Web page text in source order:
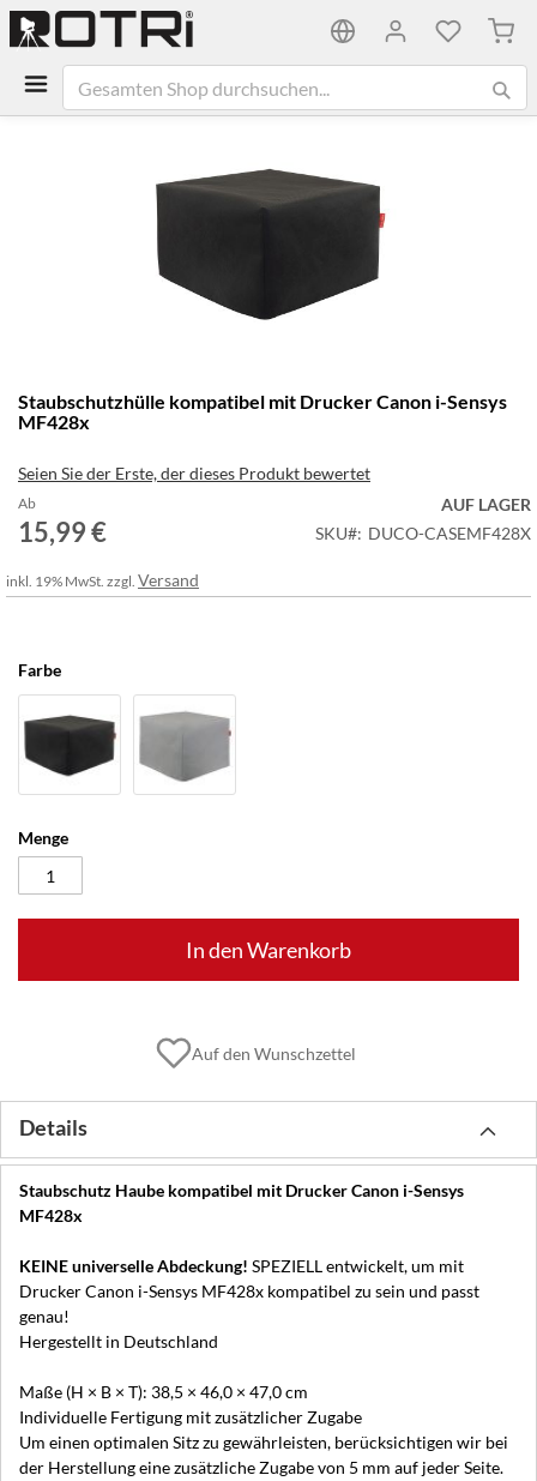
Anfang
der
springen
Staubschutzhülle kompatibel mit Drucker Canon i-Sensys
MF428x
Seien Sie der Erste, der dieses Produkt bewertet
Ab
15,99 €
AUF LAGER
SKU
DUCO-CASEMF428X
inkl. 19% MwSt. zzgl. Versand
Farbe
Menge
In den Warenkorb
Auf den Wunschzettel
Details
Staubschutz Haube kompatibel mit Drucker Canon i-Sensys
MF428x
KEINE universelle Abdeckung! SPEZIELL entwickelt, um mit
Drucker Canon i-Sensys MF428x kompatibel zu sein und passt
genau!
Hergestellt in Deutschland
Maße (H × B × T): 38,5 × 46,0 × 47,0 cm
Individuelle Fertigung mit zusätzlicher Zugabe
Um einen optimalen Sitz zu gewährleisten, berücksichtigen wir bei
der Herstellung eine zusätzliche Zugabe von 5 mm auf jeder Seite.